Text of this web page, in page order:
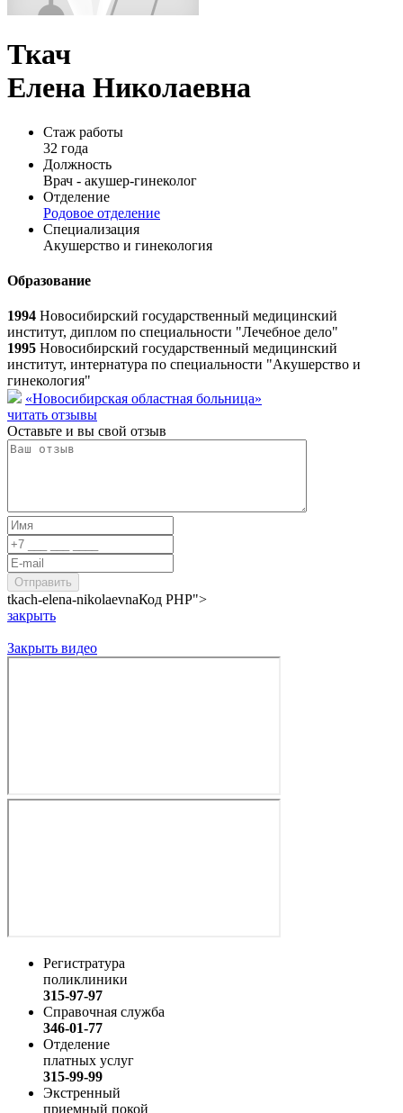
Ткач
Елена Николаевна
Стаж работы
32 года
Должность
Врач - акушер-гинеколог
Отделение
Родовое отделение
Специализация
Акушерство и гинекология
Образование
1994 Новосибирский государственный медицинский
институт, диплом по специальности "Лечебное дело"
1995 Новосибирский государственный медицинский
институт, интернатура по специальности "Акушерство и
гинекология"
«Новосибирская областная больница»
читать отзывы
Оставьте и вы свой отзыв
tkach-elena-nikolaevnaКод PHP">
закрыть
Закрыть видео
Регистратура
поликлиники
315-97-97
Справочная служба
346-01-77
Отделение
платных услуг
315-99-99
Экстренный
приемный покой